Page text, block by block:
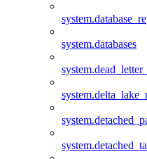
system.databases